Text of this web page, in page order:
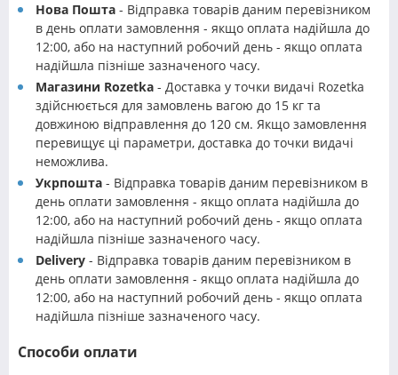
Нова Пошта - Відправка товарів даним перевізником
в день оплати замовлення - якщо оплата надійшла до
12:00, або на наступний робочий день - якщо оплата
надійшла пізніше зазначеного часу.
Магазини Rozetka - Доставка у точки видачі Rozetka
здійснюється для замовлень вагою до 15 кг та
довжиною відправлення до 120 см. Якщо замовлення
перевищує ці параметри, доставка до точки видачі
неможлива.
Укрпошта - Відправка товарів даним перевізником в
день оплати замовлення - якщо оплата надійшла до
12:00, або на наступний робочий день - якщо оплата
надійшла пізніше зазначеного часу.
Delivery - Відправка товарів даним перевізником в
день оплати замовлення - якщо оплата надійшла до
12:00, або на наступний робочий день - якщо оплата
надійшла пізніше зазначеного часу.
Способи оплати